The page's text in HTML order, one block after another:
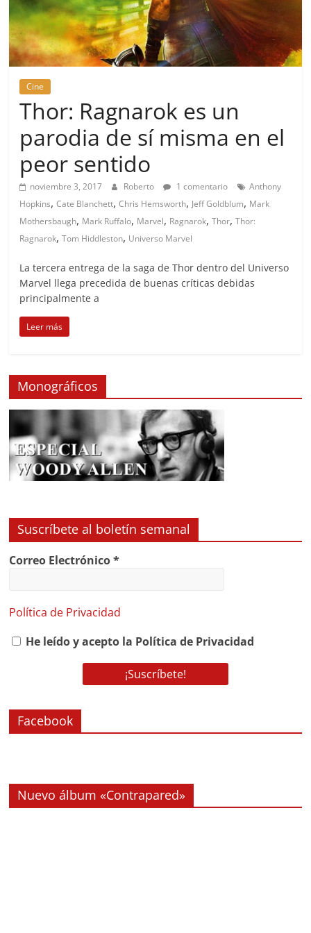
Cine
Thor: Ragnarok es un
parodia de sí misma en el
peor sentido
noviembre 3, 2017 Roberto 1 comentario
Anthony
Hopkins,Cate Blanchett,Chris Hemsworth, Jeff Goldblum, Mark
Mothersbaugh, Mark Ruffalo, Marvel, Ragnarok,Thor,Thor:
Ragnarok,Tom Hiddleston, Universo Marvel
La tercera entrega de la saga de Thor dentro del Universo
Marvel llega precedida de buenas críticas debidas
principalmente a
Leer más
Monográficos
Suscríbete al boletín semanal
Correo Electrónico*
Política de Privacidad
He leído y acepto la Política de Privacidad
Facebook
Nuevo álbum «Contrapared»